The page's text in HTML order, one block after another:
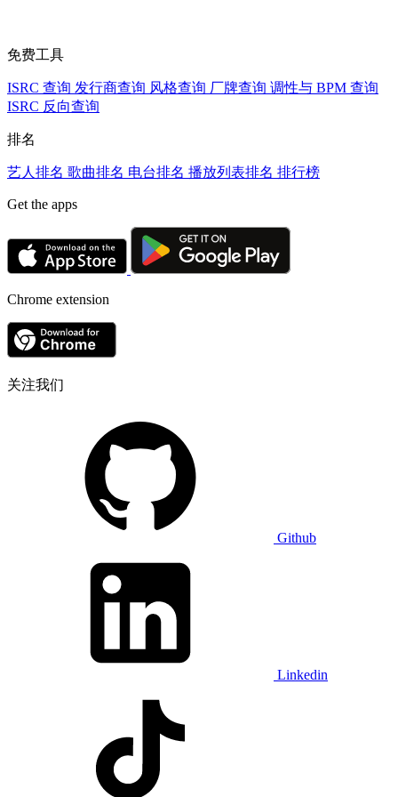
免费工具
ISRC 查询 发行商查询 风格查询 厂牌查询 调性与 BPM 查询
ISRC 反向查询
排名
艺人排名 歌曲排名 电台排名 播放列表排名 排行榜
Get the apps
Chrome extension
关注我们
Github
Linkedin